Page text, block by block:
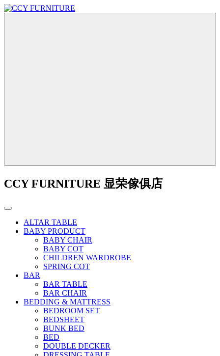
CCY FURNITURE 显荣傢俱店
ALTAR TABLE
BABY PRODUCT
BABY CHAIR
BABY COT
CHILDREN WARDROBE
SPRING COT
BAR
BAR TABLE
BAR CHAIR
BEDDING & MATTRESS
BEDROOM SET
BEDSHEET
BUNK BED
BED
DOUBLE DECKER